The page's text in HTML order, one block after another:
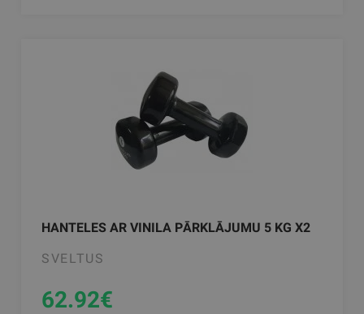
HANTELES AR VINILA PĀRKLĀJUMU 5 KG X2
SVELTUS
62.92€